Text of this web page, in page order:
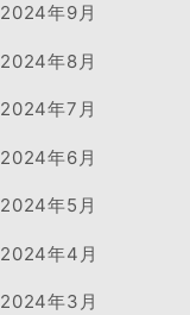
2024年9月
2024年8月
2024年7月
2024年6月
2024年5月
2024年4月
2024年3月